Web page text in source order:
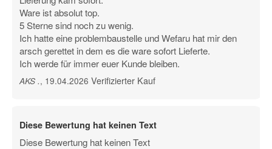
Ware ist absolut top.
5 Sterne sind noch zu wenig.
Ich hatte eine problembaustelle und Wefaru hat mir den
arsch gerettet in dem es die ware sofort Lieferte.
Ich werde für immer euer Kunde bleiben.
AKS ., 19.04.2026Verifizierter Kauf
Diese Bewertung hat keinen Text
Diese Bewertung hat keinen Text